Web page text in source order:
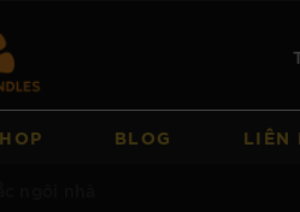
BLOG LIÊN